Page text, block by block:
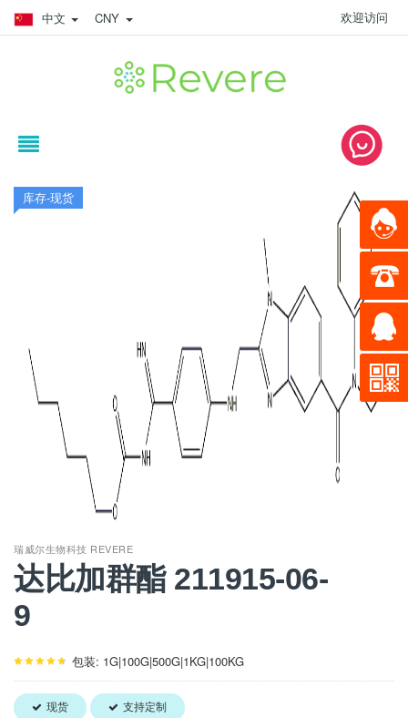
中文 CNY 欢迎访问
库存-现货
瑞威尔生物科技 REVERE
达比加群酯 211915-06-
9
包装: 1G|100G|500G|1KG|100KG
现货 支持定制